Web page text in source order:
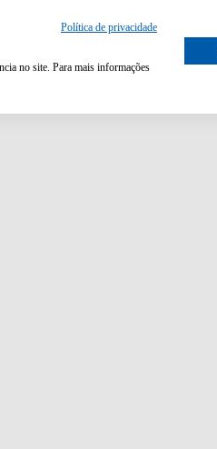
Política de privacidade
no site. Para mais informações